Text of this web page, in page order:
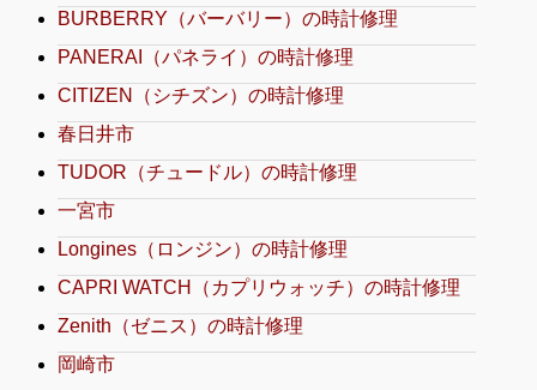
BURBERRY（バーバリー）の時計修理
PANERAI（パネライ）の時計修理
CITIZEN（シチズン）の時計修理
春日井市
TUDOR（チュードル）の時計修理
一宮市
Longines（ロンジン）の時計修理
CAPRI WATCH（カプリウォッチ）の時計修理
Zenith（ゼニス）の時計修理
岡崎市